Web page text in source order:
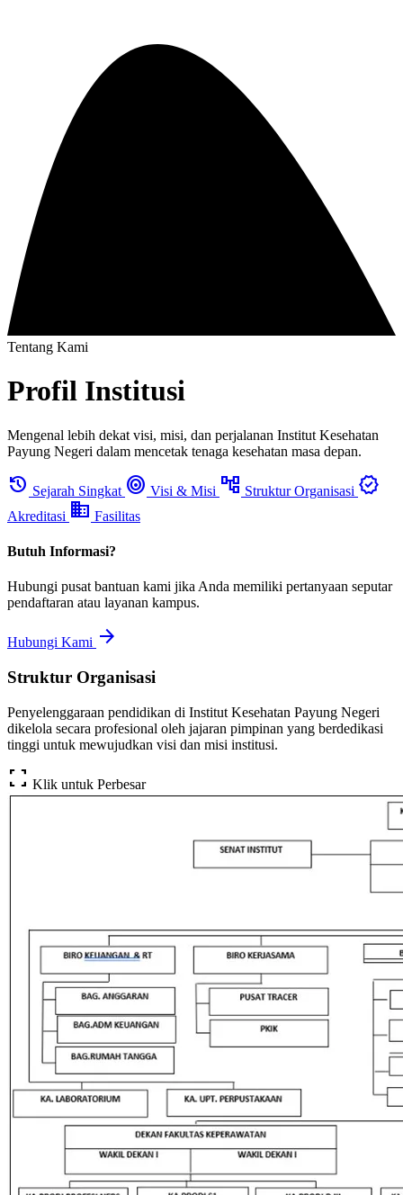
Tentang Kami
Profil Institusi
Mengenal lebih dekat visi, misi, dan perjalanan Institut Kesehatan
Payung Negeri dalam mencetak tenaga kesehatan masa depan.
history Sejarah Singkat target Visi & Misi account_tree Struktur Organisasi verified
Akreditasi domain Fasilitas
Butuh Informasi?
Hubungi pusat bantuan kami jika Anda memiliki pertanyaan seputar
pendaftaran atau layanan kampus.
Hubungi Kami arrow_forward
Struktur Organisasi
Penyelenggaraan pendidikan di Institut Kesehatan Payung Negeri
dikelola secara profesional oleh jajaran pimpinan yang berdedikasi
tinggi untuk mewujudkan visi dan misi institusi.
fullscreen Klik untuk Perbesar